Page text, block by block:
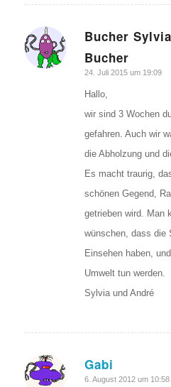
Bucher
Bucher
sagte:
24. Juli 2015 um 19:09
Hallo,
wir sind 3 Wochen
gefahren. Auch wir
die Abholzung und
Es macht traurig,
schönen Gegend,
getrieben wird. Man
wünschen, dass die
Einsehen haben,
Umwelt tun werden.
Sylvia und André
Gabi
sagte:
6. August 2012 um 10:58